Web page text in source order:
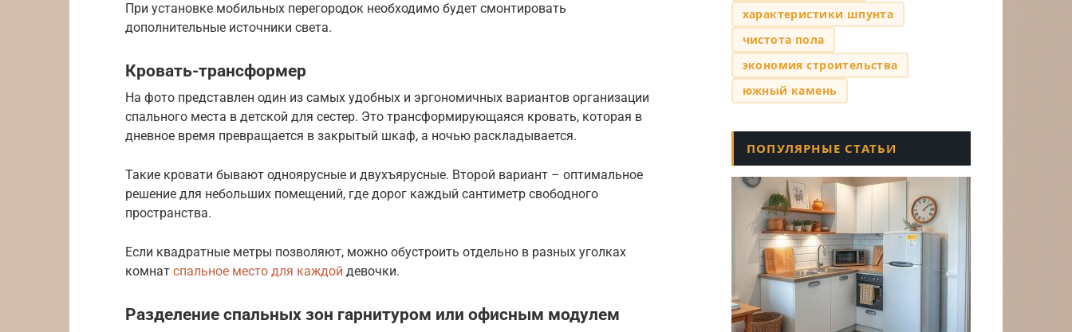
При установке мобильных перегородок необходимо будет смонтировать
дополнительные источники света.
Кровать-трансформер
На фото представлен один из самых удобных и эргономичных вариантов организации
спального места в детской для сестер. Это трансформирующаяся кровать, которая в
дневное время превращается в закрытый шкаф, а ночью раскладывается.
Такие кровати бывают одноярусные и двухъярусные. Второй вариант – оптимальное
решение для небольших помещений, где дорог каждый сантиметр свободного
пространства.
Если квадратные метры позволяют, можно обустроить отдельно в разных уголках
комнат спальное место для каждой девочки.
Разделение спальных зон гарнитуром или офисным модулем
характеристики шпунта
чистота пола
экономия строительства
южный камень
ПОПУЛЯРНЫЕ СТАТЬИ